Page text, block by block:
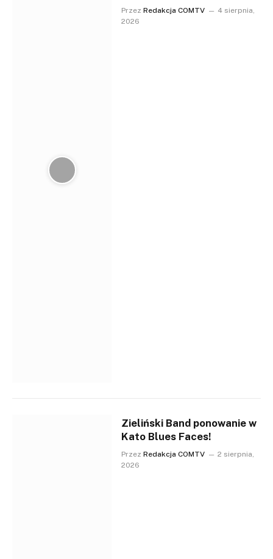
PrzezRedakcja COMTV
4 sierpnia,
2026
Zieliński Band ponowanie w
Kato Blues Faces!
PrzezRedakcja COMTV
2 sierpnia,
2026